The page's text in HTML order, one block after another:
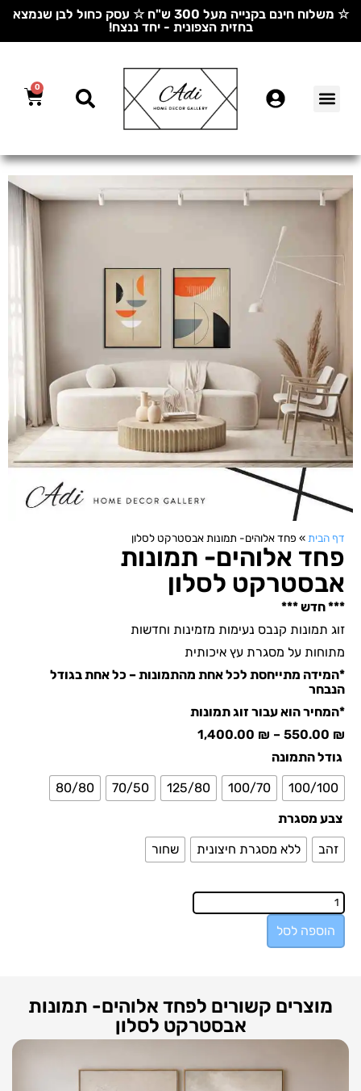
☆ משלוח חינם בקנייה מעל 300 ש"ח ☆ עסק כחול לבן שנמצא
בחזית הצפונית - יחד ננצח!
0
דף הבית » פחד אלוהים- תמונות אבסטרקט לסלון
פחד אלוהים- תמונות
אבסטרקט לסלון
*** חדש ***
זוג תמונות קנבס נעימות מזמינות וחדשות
מתוחות על מסגרת עץ איכותית
*המידה מתייחסת לכל אחת מהתמונות – כל אחת בגודל
הנבחר
*המחיר הוא עבור זוג תמונות
550.00 ₪
–
1,400.00 ₪
גודל התמונה
100/100
100/70
125/80
70/50
80/80
צבע מסגרת
זהב
ללא מסגרת חיצונית שחור
הוספה לסל
מוצרים קשורים לפחד אלוהים- תמונות
אבסטרקט לסלון